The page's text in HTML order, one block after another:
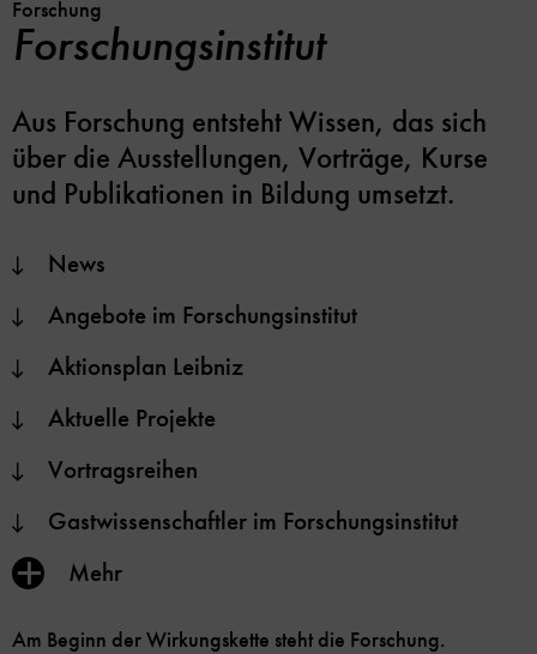
Forschung
Forschungsinstitut
Aus Forschung entsteht Wissen, das sich
über die Ausstellungen, Vorträge, Kurse
und Publikationen in Bildung umsetzt.
News
Angebote im Forschungsinstitut
Aktionsplan Leibniz
Aktuelle Projekte
Vortragsreihen
Gastwissenschaftler im Forschungsinstitut
Inhalt
anzeigen/verbergen
Mehr
Am Beginn der Wirkungskette steht die Forschung.